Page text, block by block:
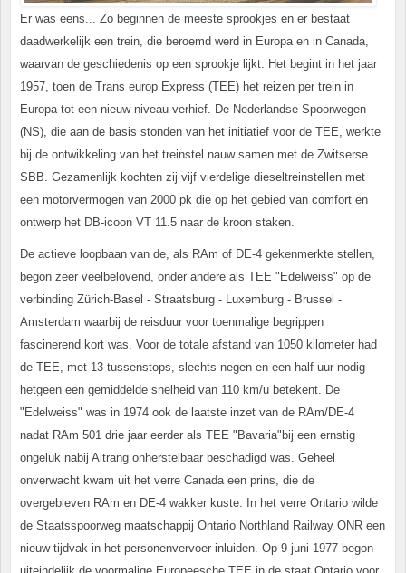
Er was eens... Zo beginnen de meeste sprookjes en er bestaat
daadwerkelijk een trein, die beroemd werd in Europa en in Canada,
waarvan de geschiedenis op een sprookje lijkt. Het begint in het jaar
1957, toen de Trans europ Express (TEE) het reizen per trein in
Europa tot een nieuw niveau verhief. De Nederlandse Spoorwegen
(NS), die aan de basis stonden van het initiatief voor de TEE, werkte
bij de ontwikkeling van het treinstel nauw samen met de Zwitserse
SBB. Gezamenlijk kochten zij vijf vierdelige dieseltreinstellen met
een motorvermogen van 2000 pk die op het gebied van comfort en
ontwerp het DB-icoon VT 11.5 naar de kroon staken.
De actieve loopbaan van de, als RAm of DE-4 gekenmerkte stellen,
begon zeer veelbelovend, onder andere als TEE "Edelweiss" op de
verbinding Zürich-Basel - Straatsburg - Luxemburg - Brussel -
Amsterdam waarbij de reisduur voor toenmalige begrippen
fascinerend kort was. Voor de totale afstand van 1050 kilometer had
de TEE, met 13 tussenstops, slechts negen en een half uur nodig
hetgeen een gemiddelde snelheid van 110 km/u betekent. De
"Edelweiss" was in 1974 ook de laatste inzet van de RAm/DE-4
nadat RAm 501 drie jaar eerder als TEE "Bavaria"bij een ernstig
ongeluk nabij Aitrang onherstelbaar beschadigd was. Geheel
onverwacht kwam uit het verre Canada een prins, die de
overgebleven RAm en DE-4 wakker kuste. In het verre Ontario wilde
de Staatsspoorweg maatschappij Ontario Northland Railway ONR een
nieuw tijdvak in het personenvervoer inluiden. Op 9 juni 1977 begon